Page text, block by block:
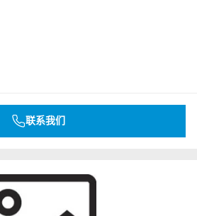
联系我们